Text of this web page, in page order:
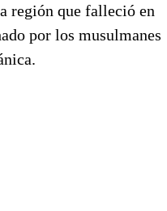
región que falleció en
por los musulmanes